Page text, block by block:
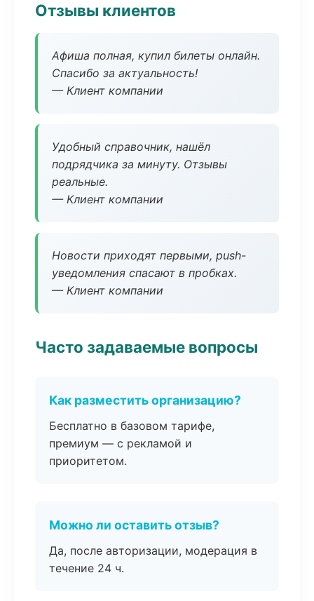
Отзывы клиентов
Афиша полная, купил билеты онлайн.
Спасибо за актуальность!
— Клиент компании
Удобный справочник, нашёл
подрядчика за минуту. Отзывы
реальные.
— Клиент компании
Новости приходят первыми, push-
уведомления спасают в пробках.
— Клиент компании
Часто задаваемые вопросы
Как разместить организацию?
Бесплатно в базовом тарифе,
премиум — с рекламой и
приоритетом.
Можно ли оставить отзыв?
Да, после авторизации, модерация в
течение 24 ч.